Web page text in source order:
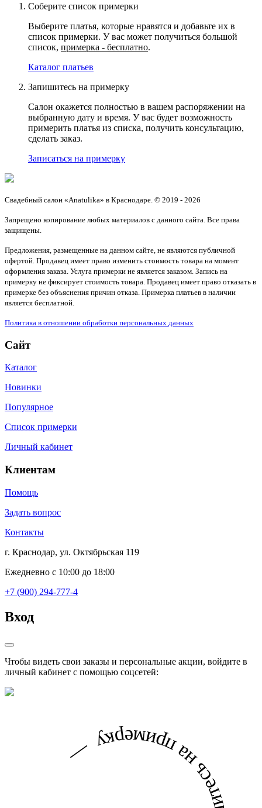
Соберите список примерки
Выберите платья, которые нравятся и добавьте их в
список примерки. У вас может получиться большой
список, примерка - бесплатно.
Каталог платьев
Запишитесь на примерку
Салон окажется полностью в вашем распоряжении на
выбранную дату и время. У вас будет возможность
примерить платья из списка, получить консультацию,
сделать заказ.
Записаться на примерку
Свадебный салон «Anatulika» в Краснодаре. © 2019 - 2026
Запрещено копирование любых материалов с данного сайта. Все права
защищены.
Предложения, размещенные на данном сайте, не являются публичной
офертой. Продавец имеет право изменить стоимость товара на момент
оформления заказа. Услуга примерки не является заказом. Запись на
примерку не фиксирует стоимость товара. Продавец имеет право отказать в
примерке без объяснения причин отказа. Примерка платьев в наличии
является бесплатной.
Политика в отношении обработки персональных данных
Сайт
Каталог
Новинки
Популярное
Список примерки
Личный кабинет
Клиентам
Помощь
Задать вопрос
Контакты
г. Краснодар, ул. Октябрьская 119
Ежедневно с 10:00 до 18:00
+7 (900) 294-777-4
Вход
Чтобы видеть свои заказы и персональные акции, войдите в
личный кабинет с помощью соцсетей: